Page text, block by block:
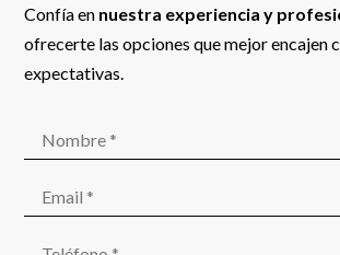
Confía en nuestra experiencia y
ofrecerte las opciones que mejor encajen
expectativas.